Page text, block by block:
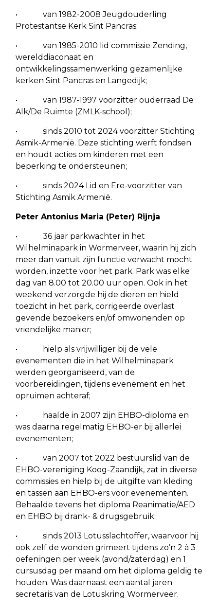
• van 1982-2008 Jeugdouderling
Protestantse Kerk Sint Pancras;
• van 1985-2010 lid commissie Zending,
werelddiaconaat en
ontwikkelingssamenwerking gezamenlijke
kerken Sint Pancras en Langedijk;
• van 1987-1997 voorzitter ouderraad De
Alk/De Ruimte (ZMLK-school);
• sinds 2010 tot 2024 voorzitter Stichting
Asmik-Armenië. Deze stichting werft fondsen
en houdt acties om kinderen met een
beperking te ondersteunen;
• sinds 2024 Lid en Ere-voorzitter van
Stichting Asmik Armenië.
Peter Antonius Maria (Peter) Rijnja
• 36 jaar parkwachter in het
Wilhelminapark in Wormerveer, waarin hij zich
meer dan vanuit zijn functie verwacht mocht
worden, inzette voor het park. Park was elke
dag van 8.00 tot 20.00 uur open. Ook in het
weekend verzorgde hij de dieren en hield
toezicht in het park, corrigeerde overlast
gevende bezoekers en/of omwonenden op
vriendelijke manier;
• hielp als vrijwilliger bij de vele
evenementen die in het Wilhelminapark
werden georganiseerd, van de
voorbereidingen, tijdens evenement en het
opruimen achteraf;
• haalde in 2007 zijn EHBO-diploma en
was daarna regelmatig EHBO-er bij allerlei
evenementen;
• van 2007 tot 2022 bestuurslid van de
EHBO-vereniging Koog-Zaandijk, zat in diverse
commissies en hielp bij de uitgifte van kleding
en tassen aan EHBO-ers voor evenementen.
Behaalde tevens het diploma Reanimatie/AED
en EHBO bij drank- & drugsgebruik;
• sinds 2013 Lotusslachtoffer, waarvoor hij
ook zelf de wonden grimeert tijdens zo’n 2 à 3
oefeningen per week (avond/zaterdag) en 1
cursusdag per maand om het diploma geldig te
houden. Was daarnaast een aantal jaren
secretaris van de Lotuskring Wormerveer.